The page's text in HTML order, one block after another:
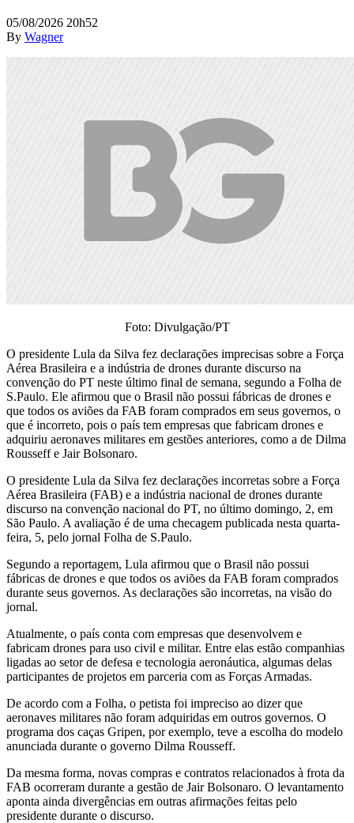
05/08/2026 20h52
By Wagner
Foto: Divulgação/PT
O presidente Lula da Silva fez declarações imprecisas sobre a Força
Aérea Brasileira e a indústria de drones durante discurso na
convenção do PT neste último final de semana, segundo a Folha de
S.Paulo. Ele afirmou que o Brasil não possui fábricas de drones e
que todos os aviões da FAB foram comprados em seus governos, o
que é incorreto, pois o país tem empresas que fabricam drones e
adquiriu aeronaves militares em gestões anteriores, como a de Dilma
Rousseff e Jair Bolsonaro.
O presidente Lula da Silva fez declarações incorretas sobre a Força
Aérea Brasileira (FAB) e a indústria nacional de drones durante
discurso na convenção nacional do PT, no último domingo, 2, em
São Paulo. A avaliação é de uma checagem publicada nesta quarta-
feira, 5, pelo jornal Folha de S.Paulo.
Segundo a reportagem, Lula afirmou que o Brasil não possui
fábricas de drones e que todos os aviões da FAB foram comprados
durante seus governos. As declarações são incorretas, na visão do
jornal.
Atualmente, o país conta com empresas que desenvolvem e
fabricam drones para uso civil e militar. Entre elas estão companhias
ligadas ao setor de defesa e tecnologia aeronáutica, algumas delas
participantes de projetos em parceria com as Forças Armadas.
De acordo com a Folha, o petista foi impreciso ao dizer que
aeronaves militares não foram adquiridas em outros governos. O
programa dos caças Gripen, por exemplo, teve a escolha do modelo
anunciada durante o governo Dilma Rousseff.
Da mesma forma, novas compras e contratos relacionados à frota da
FAB ocorreram durante a gestão de Jair Bolsonaro. O levantamento
aponta ainda divergências em outras afirmações feitas pelo
presidente durante o discurso.